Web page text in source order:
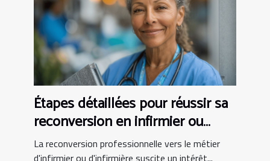
Étapes détaillées pour réussir sa
reconversion en infirmier ou
infirmière
La reconversion professionnelle vers le métier